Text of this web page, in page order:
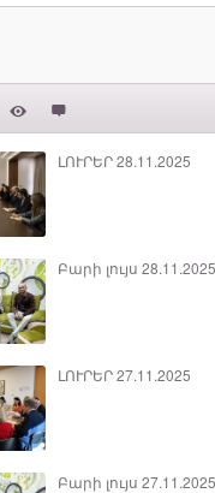
ԼՈՒՐԵՐ 28.11.2025
Բարի լույս 28.11.2025
ԼՈՒՐԵՐ 27.11.2025
Բարի լույս 27.11.2025